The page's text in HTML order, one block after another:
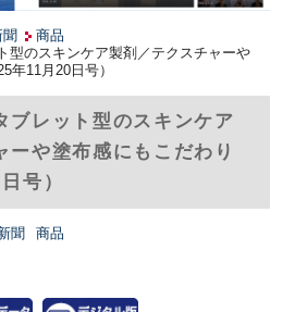
聞
商品
型のスキンケア製剤／テクスチャーや
年11月20日号）
ブレット型のスキンケア
ーや塗布感にもこだわり
号）
聞
商品